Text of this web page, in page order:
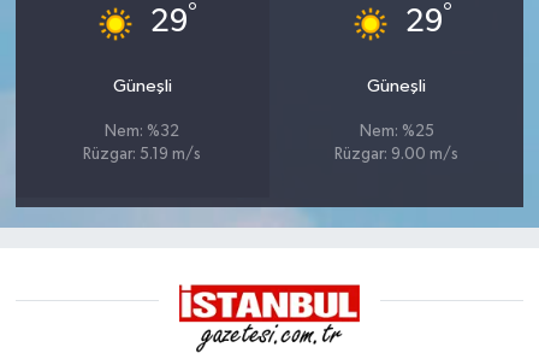
29°
Güneşli
Nem: %32
Rüzgar: 5.19 m/s
29°
Güneşli
Nem: %25
Rüzgar: 9.00 m/s